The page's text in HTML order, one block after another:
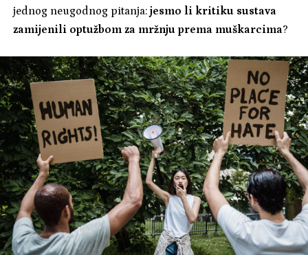
jednog neugodnog pitanja:jesmo li kritiku sustava
zamijenili optužbom za mržnju prema muškarcima?